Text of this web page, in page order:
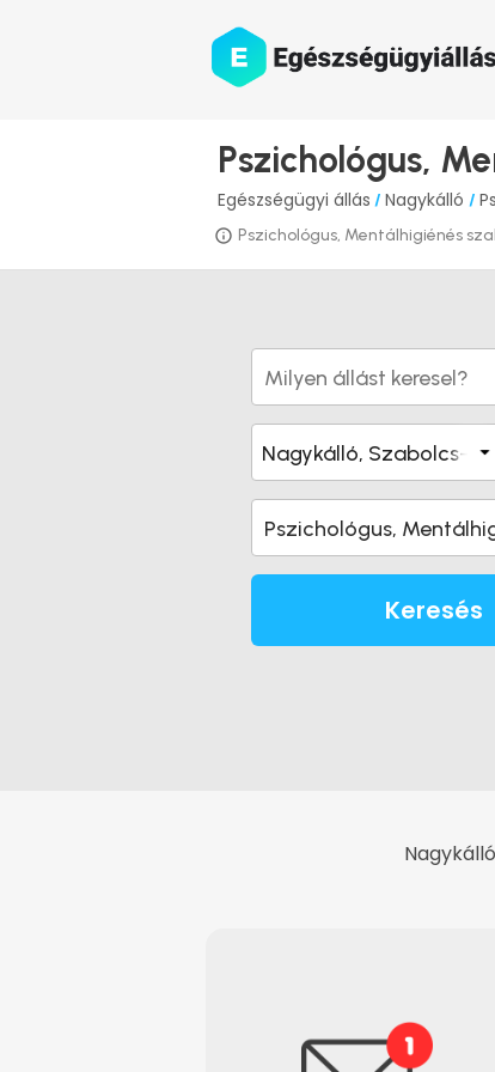
Pszichológus,
Egészségügyi állás / Nagykálló /
Pszichológus, Mentálhigiénés
Keresés